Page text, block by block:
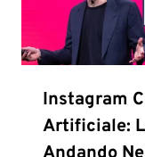
Instagram
Artificiale: